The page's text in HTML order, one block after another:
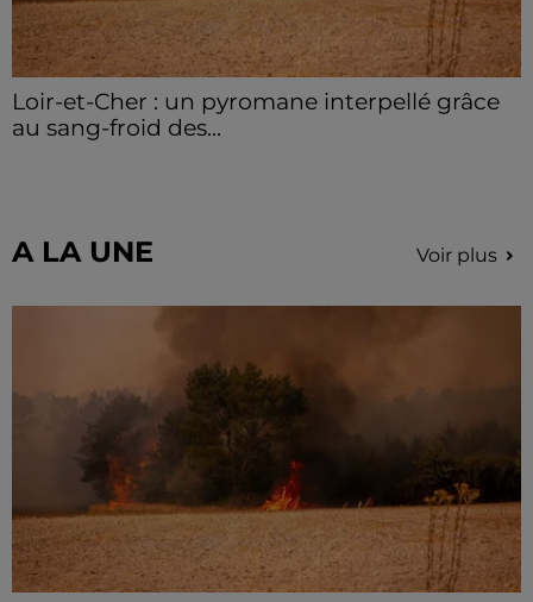
Loir-et-Cher : un pyromane interpellé grâce
au sang-froid des...
Grâce...
A LA UNE Voir plus